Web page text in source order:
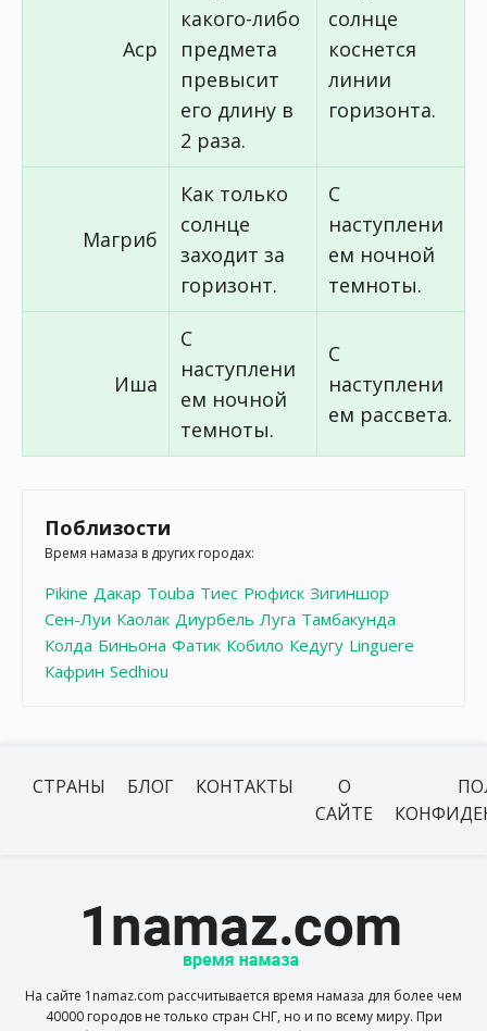
Аср
какого-либо
предмета
превысит
его длину в
2 раза.
солнце
коснется
линии
горизонта.
Магриб
Как только
солнце
заходит за
горизонт.
С
наступлени
ем ночной
темноты.
Иша
С
наступлени
ем ночной
темноты.
С
наступлени
ем рассвета.
Поблизости
Время намаза в других городах:
Pikine Дакар Touba Тиес Рюфиск Зигиншор
Сен-Луи Каолак Диурбель Луга Тамбакунда
Колда Биньона Фатик Кобило Кедугу Linguere
Кафрин Sedhiou
СТРАНЫ БЛОГ КОНТАКТЫ
О
САЙТЕ
На сайте 1namaz.com рассчитывается время намаза для более чем
40000 городов не только стран СНГ, но и по всему миру. При